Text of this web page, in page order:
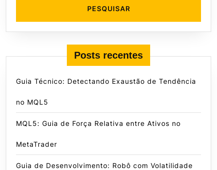
Posts recentes
Guia Técnico: Detectando Exaustão de Tendência
no MQL5
MQL5: Guia de Força Relativa entre Ativos no
MetaTrader
Guia de Desenvolvimento: Robô com Volatilidade